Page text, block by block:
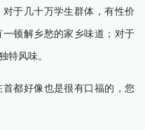
于几十万学生群体，有性价
顿解乡愁的家乡味道；对于
特风味。
都好像也是很有口福的，您